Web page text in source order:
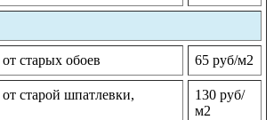
старых обоев 65 руб/м2
старой шпатлевки,
130 руб/
м2